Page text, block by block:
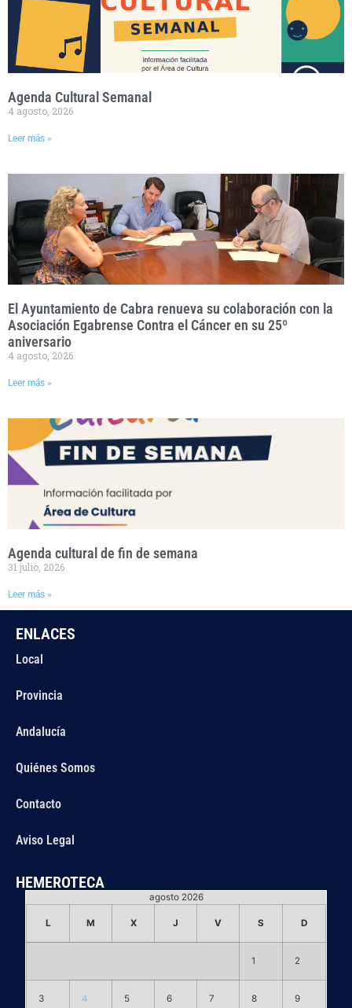
Agenda Cultural Semanal
4 agosto, 2026
Leer más »
El Ayuntamiento de Cabra renueva su colaboración con la
Asociación Egabrense Contra el Cáncer en su 25º
aniversario
4 agosto, 2026
Leer más »
Agenda cultural de fin de semana
31 julio, 2026
Leer más »
ENLACES
Local
Provincia
Andalucía
Quiénes Somos
Contacto
Aviso Legal
HEMEROTECA
agosto 2026
L M X J V S D
1 2
3 4 5 6 7 8 9